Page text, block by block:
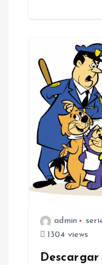
admin
1304 views
Descargar